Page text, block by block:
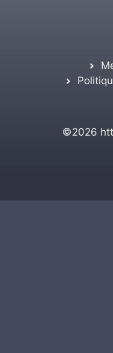
©2026